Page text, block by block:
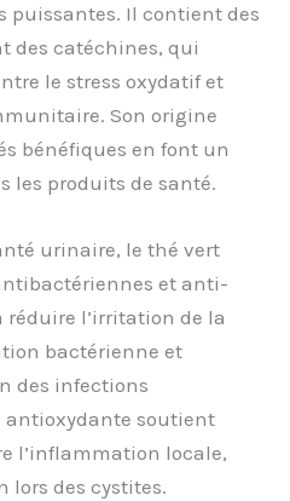
puissantes. Il contient des
des catéchines, qui
le stress oxydatif et
Son origine
bénéfiques en font un
les produits de santé.
urinaire, le thé vert
et anti-
l’irritation de la
bactérienne et
des infections
antioxydante soutient
l’inflammation locale,
des cystites.